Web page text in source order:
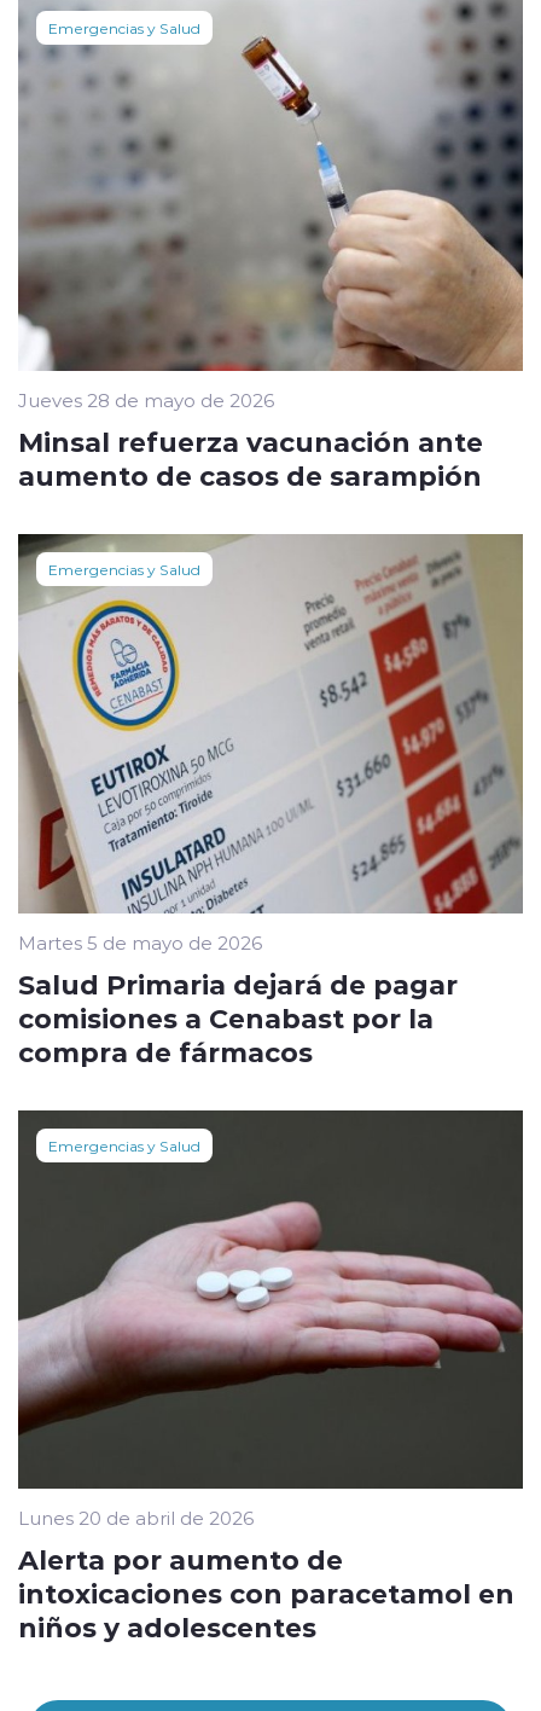
Emergencias y Salud
Jueves 28 de mayo de 2026
Minsal refuerza vacunación ante
aumento de casos de sarampión
Emergencias y Salud
Martes 5 de mayo de 2026
Salud Primaria dejará de pagar
comisiones a Cenabast por la
compra de fármacos
Emergencias y Salud
Lunes 20 de abril de 2026
Alerta por aumento de
intoxicaciones con paracetamol en
niños y adolescentes